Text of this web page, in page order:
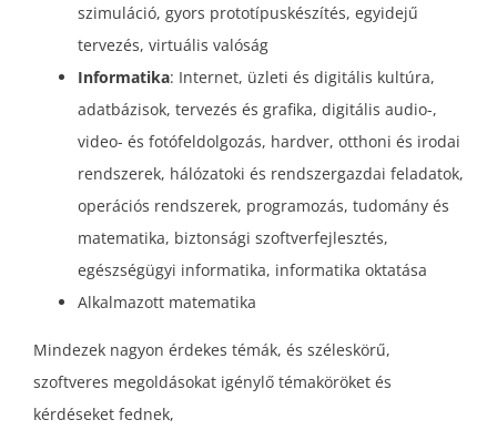
szimuláció, gyors prototípuskészítés, egyidejű
tervezés, virtuális valóság
Informatika: Internet, üzleti és digitális kultúra,
adatbázisok, tervezés és grafika, digitális audio-,
video- és fotófeldolgozás, hardver, otthoni és irodai
rendszerek, hálózatoki és rendszergazdai feladatok,
operációs rendszerek, programozás, tudomány és
matematika, biztonsági szoftverfejlesztés,
egészségügyi informatika, informatika oktatása
Alkalmazott matematika
Mindezek nagyon érdekes témák, és széleskörű,
szoftveres megoldásokat igénylő témaköröket és
kérdéseket fednek,